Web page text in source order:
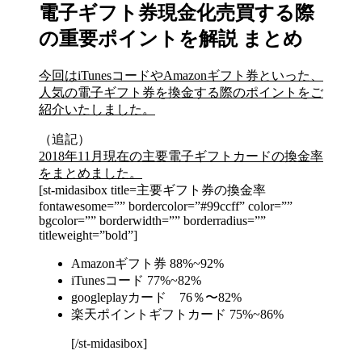
電子ギフト券現金化売買する際
の重要ポイントを解説 まとめ
今回はiTunesコードやAmazonギフト券といった、
人気の電子ギフト券を換金する際のポイントをご
紹介いたしました。
（追記）
2018年11月現在の主要電子ギフトカードの換金率
をまとめました。
[st-midasibox title=主要ギフト券の換金率
fontawesome=”” bordercolor=”#99ccff” color=””
bgcolor=”” borderwidth=”” borderradius=””
titleweight=”bold”]
Amazonギフト券 88%~92%
iTunesコード 77%~82%
googleplayカード 76％〜82%
楽天ポイントギフトカード 75%~86%
[/st-midasibox]